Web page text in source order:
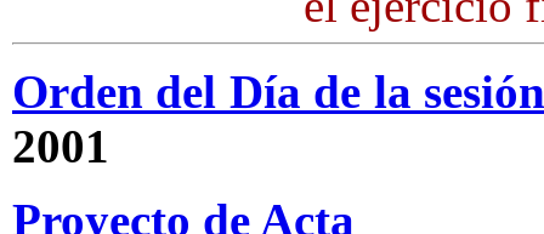
Orden del Día de la sesión
2001
Proyecto de Acta